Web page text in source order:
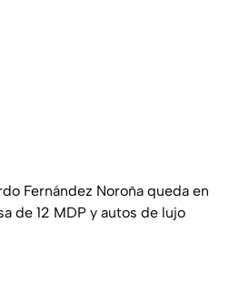
Fernández Noroña queda en
de 12 MDP y autos de lujo